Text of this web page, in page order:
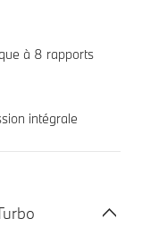
à 8 rapports
intégrale